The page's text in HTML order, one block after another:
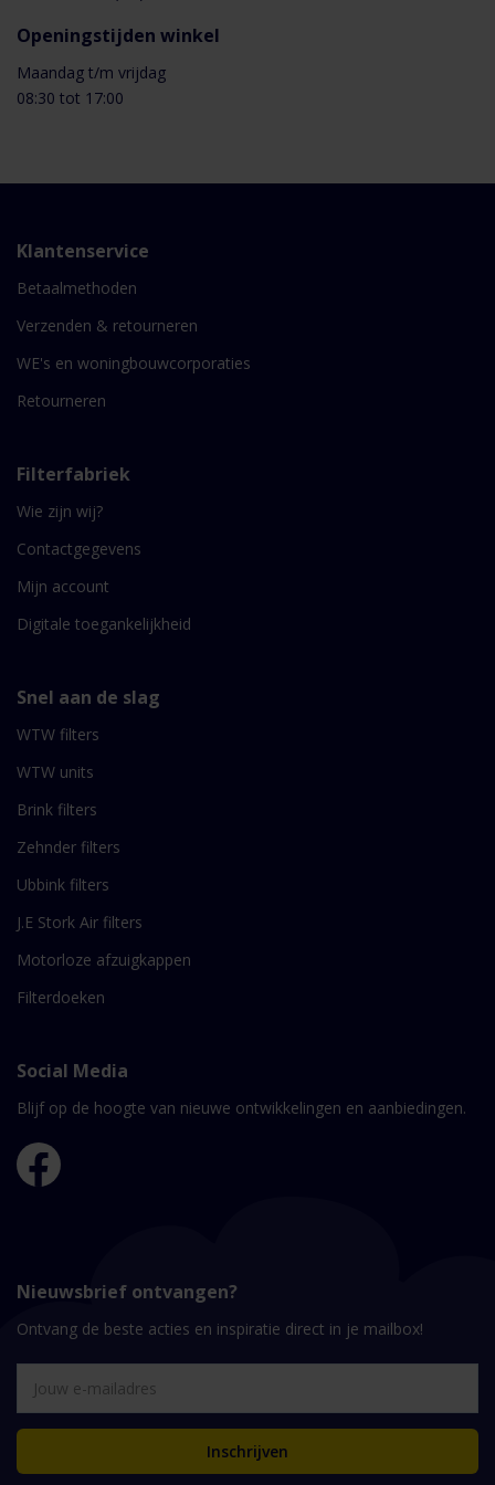
Openingstijden winkel
Maandag t/m vrijdag
08:30 tot 17:00
Klantenservice
Betaalmethoden
Verzenden & retourneren
WE's en woningbouwcorporaties
Retourneren
Filterfabriek
Wie zijn wij?
Contactgegevens
Mijn account
Digitale toegankelijkheid
Snel aan de slag
WTW filters
WTW units
Brink filters
Zehnder filters
Ubbink filters
J.E Stork Air filters
Motorloze afzuigkappen
Filterdoeken
Social Media
Blijf op de hoogte van nieuwe ontwikkelingen en aanbiedingen.
Nieuwsbrief ontvangen?
Ontvang de beste acties en inspiratie direct in je mailbox!
Inschrijven